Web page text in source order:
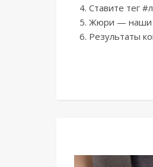
Ставите тег
Жюри — наши
Результаты